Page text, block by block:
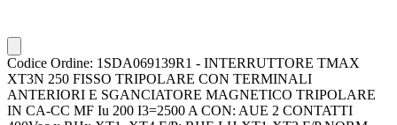
Codice Ordine: 1SDA069139R1 - INTERRUTTORE TMAX
XT3N 250 FISSO TRIPOLARE CON TERMINALI
ANTERIORI E SGANCIATORE MAGNETICO TRIPOLARE
IN CA-CC MF Iu 200 I3=2500 A CON: AUE 2 CONTATTI